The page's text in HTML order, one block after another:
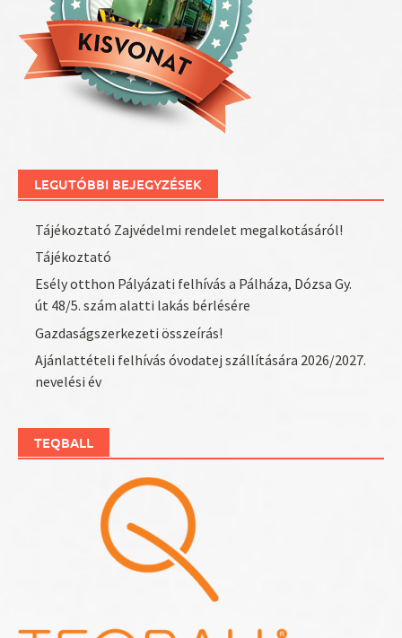
LEGUTÓBBI BEJEGYZÉSEK
Tájékoztató Zajvédelmi rendelet megalkotásáról!
Tájékoztató
Esély otthon Pályázati felhívás a Pálháza, Dózsa Gy.
út 48/5. szám alatti lakás bérlésére
Gazdaságszerkezeti összeírás!
Ajánlattételi felhívás óvodatej szállítására 2026/2027.
nevelési év
TEQBALL